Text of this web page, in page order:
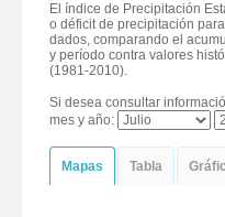
El índice de Precipitación
o déficit de precipitación
dados, comparando el
y período contra valores
(1981-2010).
Si desea consultar
mes y año:
Mapas Tabla